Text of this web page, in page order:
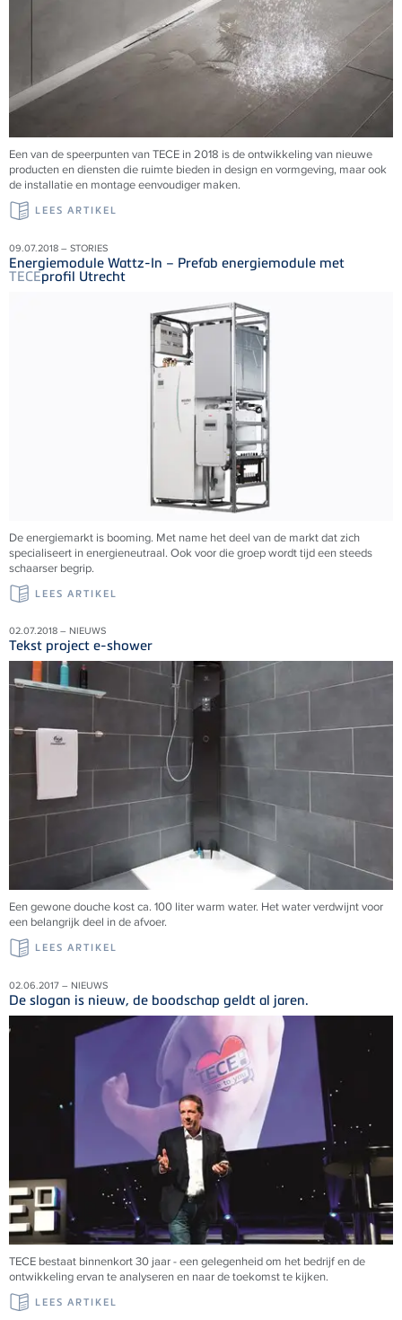
Een van de speerpunten van TECE in 2018 is de ontwikkeling van nieuwe
producten en diensten die ruimte bieden in design en vormgeving, maar ook
de installatie en montage eenvoudiger maken.
LEES ARTIKEL
09.07.2018 – STORIES
Energiemodule Wattz-In – Prefab energiemodule met
TECEprofil Utrecht
De energiemarkt is booming. Met name het deel van de markt dat zich
specialiseert in energieneutraal. Ook voor die groep wordt tijd een steeds
schaarser begrip.
LEES ARTIKEL
02.07.2018 – NIEUWS
Tekst project e-shower
Een gewone douche kost ca. 100 liter warm water. Het water verdwijnt voor
een belangrijk deel in de afvoer.
LEES ARTIKEL
02.06.2017 – NIEUWS
De slogan is nieuw, de boodschap geldt al jaren.
TECE bestaat binnenkort 30 jaar - een gelegenheid om het bedrijf en de
ontwikkeling ervan te analyseren en naar de toekomst te kijken.
LEES ARTIKEL